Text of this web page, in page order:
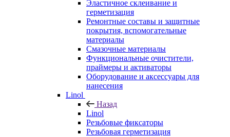
Эластичное склеивание и
герметизация
Ремонтные составы и защитные
покрытия, вспомогательные
материалы
Смазочные материалы
Функциональные очистители,
праймеры и активаторы
Оборудование и аксессуары для
нанесения
Linol
Назад
Linol
Резьбовые фиксаторы
Резьбовая герметизация